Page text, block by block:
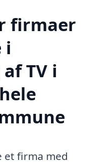
firmaer
i
TV i
et firma med